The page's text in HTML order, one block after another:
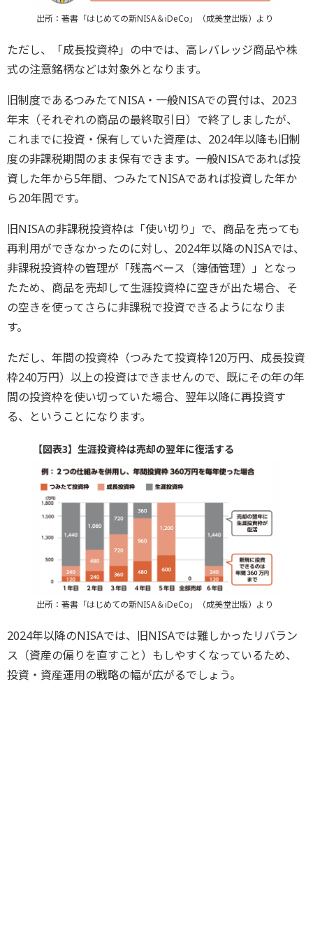
出所：著書「はじめての新NISA＆iDeCo」（成美堂出版）より
ただし、「成長投資枠」の中では、高レバレッジ商品や株
式の注意銘柄などは対象外となります。
旧制度であるつみたてNISA・一般NISAでの買付は、2023
年末（それぞれの商品の最終取引日）で終了しましたが、
これまでに投資・保有していた資産は、2024年以降も旧制
度の非課税期間のまま保有できます。一般NISAであれば投
資した年から5年間、つみたてNISAであれば投資した年か
ら20年間です。
旧NISAの非課税投資枠は「使い切り」で、商品を売っても
再利用ができなかったのに対し、2024年以降のNISAでは、
非課税投資枠の管理が「残高ベース（簿価管理）」となっ
たため、商品を売却して生涯投資枠に空きが出た場合、そ
の空きを使ってさらに非課税で投資できるようになりま
す。
ただし、年間の投資枠（つみたて投資枠120万円、成長投資
枠240万円）以上の投資はできませんので、既にその年の年
間の投資枠を使い切っていた場合、翌年以降に再投資す
る、ということになります。
【図表3】生涯投資枠は売却の翌年に復活する
出所：著書「はじめての新NISA＆iDeCo」（成美堂出版）より
2024年以降のNISAでは、旧NISAでは難しかったリバラン
ス（資産の偏りを直すこと）もしやすくなっているため、
投資・資産運用の戦略の幅が広がるでしょう。